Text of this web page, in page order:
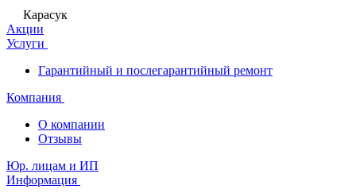
Карасук
Акции
Услуги
Гарантийный и послегарантийный ремонт
Компания
О компании
Отзывы
Юр. лицам и ИП
Информация